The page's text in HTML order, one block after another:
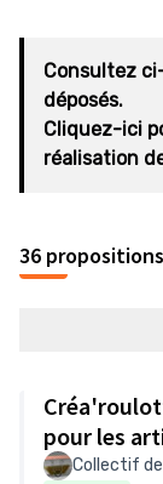
Consultez
déposés.
Cliquez-ici
réalisation
36 propositions
pour les
Collectif